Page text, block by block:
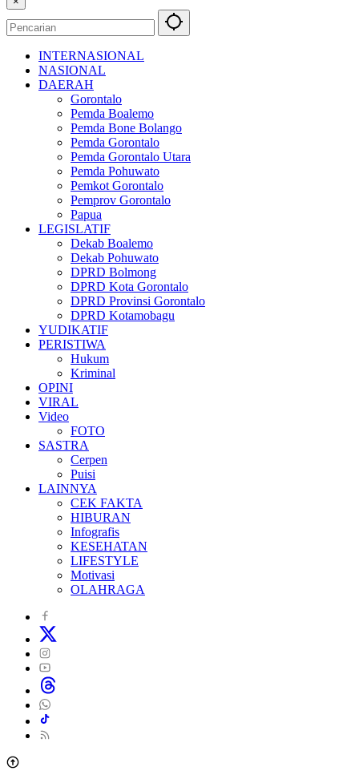
INTERNASIONAL
NASIONAL
DAERAH
Gorontalo
Pemda Boalemo
Pemda Bone Bolango
Pemda Gorontalo
Pemda Gorontalo Utara
Pemda Pohuwato
Pemkot Gorontalo
Pemprov Gorontalo
Papua
LEGISLATIF
Dekab Boalemo
Dekab Pohuwato
DPRD Bolmong
DPRD Kota Gorontalo
DPRD Provinsi Gorontalo
DPRD Kotamobagu
YUDIKATIF
PERISTIWA
Hukum
Kriminal
OPINI
VIRAL
Video
FOTO
SASTRA
Cerpen
Puisi
LAINNYA
CEK FAKTA
HIBURAN
Infografis
KESEHATAN
LIFESTYLE
Motivasi
OLAHRAGA